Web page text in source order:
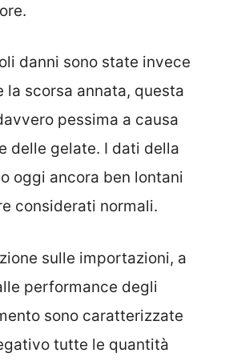
danni sono state invece
la scorsa annata, questa
pessima a causa
delle gelate. I dati della
oggi ancora ben lontani
considerati normali.
sulle importazioni, a
performance degli
sono caratterizzate
tutte le quantità